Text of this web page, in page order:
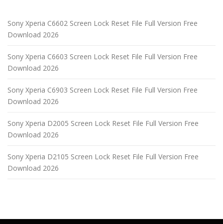
Sony Xperia C6602 Screen Lock Reset File Full Version Free
Download 2026
Sony Xperia C6603 Screen Lock Reset File Full Version Free
Download 2026
Sony Xperia C6903 Screen Lock Reset File Full Version Free
Download 2026
Sony Xperia D2005 Screen Lock Reset File Full Version Free
Download 2026
Sony Xperia D2105 Screen Lock Reset File Full Version Free
Download 2026